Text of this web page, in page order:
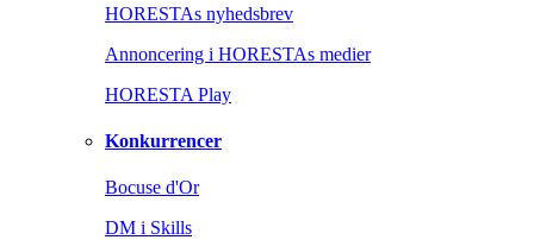
HORESTAs nyhedsbrev
Annoncering i HORESTAs medier
HORESTA Play
Konkurrencer
Bocuse d'Or
DM i Skills